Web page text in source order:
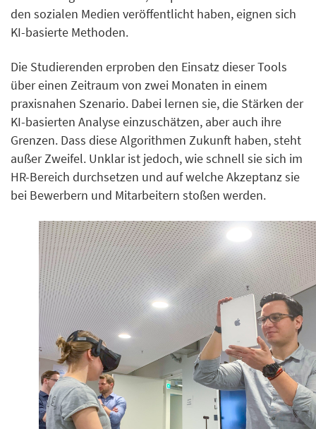
den sozialen Medien veröffentlicht haben, eignen sich
KI-basierte Methoden.
Die Studierenden erproben den Einsatz dieser Tools
über einen Zeitraum von zwei Monaten in einem
praxisnahen Szenario. Dabei lernen sie, die Stärken der
KI-basierten Analyse einzuschätzen, aber auch ihre
Grenzen. Dass diese Algorithmen Zukunft haben, steht
außer Zweifel. Unklar ist jedoch, wie schnell sie sich im
HR-Bereich durchsetzen und auf welche Akzeptanz sie
bei Bewerbern und Mitarbeitern stoßen werden.